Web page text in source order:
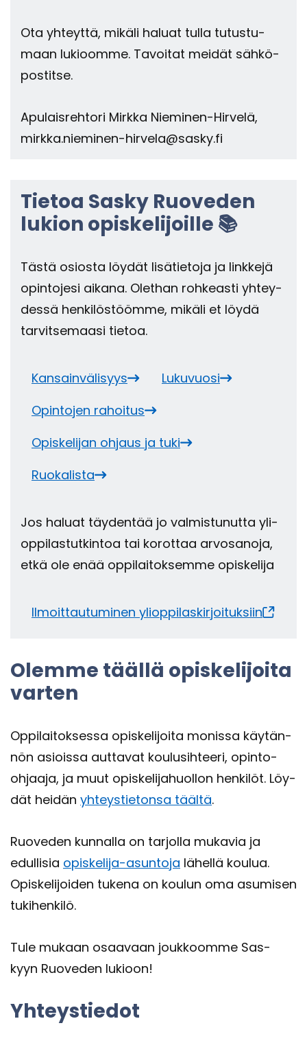
Ota yh­teyt­tä, mi­kä­li ha­luat tulla tu­tus­tu­
maan lu­kioom­me. Ta­voi­tat mei­dät säh­kö­
pos­tit­se.
Apu­lais­reh­to­ri Mirk­ka Nieminen-​Hirvelä,
mirk­ka.nieminen-​hirvela@sasky.fi
Tie­toa Sasky Ruo­ve­den
lu­kion opis­ke­li­joil­le 📚
Tästä osios­ta löy­dät li­sä­tie­to­ja ja link­ke­jä
opin­to­je­si ai­ka­na. Olet­han roh­keas­ti yh­tey­
des­sä hen­ki­lös­tööm­me, mi­kä­li et löydä
tar­vit­se­maa­si tie­toa.
Kan­sain­vä­li­syys
Lu­ku­vuo­si
Opin­to­jen ra­hoi­tus
Opis­ke­li­jan oh­jaus ja tuki
Ruo­ka­lis­ta
Jos ha­luat täy­den­tää jo val­mis­tu­nut­ta yli­
op­pi­las­tut­kin­toa tai ko­rot­taa ar­vo­sa­no­ja,
etkä ole enää op­pi­lai­tok­sem­me opis­ke­li­ja
Il­moit­tau­tu­mi­nen yli­op­pi­las­kir­joi­tuk­siin
Olem­me tääl­lä opis­ke­li­joi­ta
var­ten
Op­pi­lai­tok­ses­sa opis­ke­li­joi­ta mo­nis­sa käy­tän­
nön asiois­sa aut­ta­vat kou­lusih­tee­ri, opinto-​
ohjaaja, ja muut opis­ke­li­ja­huol­lon hen­ki­löt. Löy­
dät hei­dän yh­teys­tie­ton­sa tääl­tä.
Ruo­ve­den kun­nal­la on tar­jol­la mu­ka­via ja
edul­li­sia opiskelija-​asuntoja lä­hel­lä kou­lua.
Opis­ke­li­joi­den tu­ke­na on kou­lun oma asu­mi­sen
tu­ki­hen­ki­lö.
Tule mu­kaan osaa­vaan jouk­koom­me Sas­
kyyn Ruo­ve­den lu­kioon!
Yh­teys­tie­dot